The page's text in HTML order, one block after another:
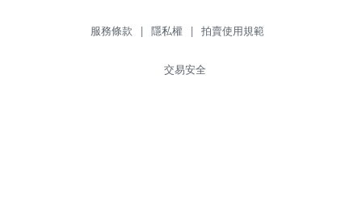
服務條款 | 隱私權 | 拍賣使用規範
交易安全